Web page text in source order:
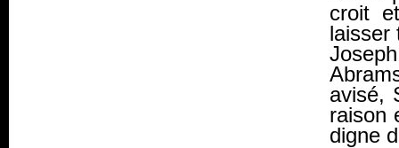
croit
laisser
avisé,
raison
digne